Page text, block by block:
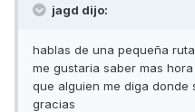
jagd dijo:
hablas de una pequeña
me gustaria saber mas
que alguien me diga donde
gracias